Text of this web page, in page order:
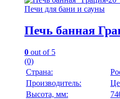
Печи для бани и сауны
Печь банная
0 out of 5
(0)
Страна:
Производитель:
Высота, мм: